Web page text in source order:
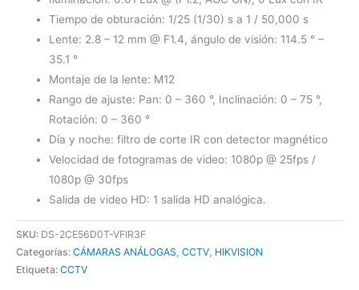
Tiempo de obturación: 1/25 (1/30) s a 1 / 50,000 s
Lente: 2.8 – 12 mm @ F1.4, ángulo de visión: 114.5 ° –
35.1 °
Montaje de la lente: M12
Rango de ajuste: Pan: 0 – 360 °, Inclinación: 0 – 75 °,
Rotación: 0 – 360 °
Día y noche: filtro de corte IR con detector magnético
Velocidad de fotogramas de video: 1080p @ 25fps /
1080p @ 30fps
Salida de video HD: 1 salida HD analógica.
SKU: DS-2CE56D0T-VFIR3F
Categorías: CÁMARAS ANÁLOGAS, CCTV, HIKVISION
Etiqueta: CCTV